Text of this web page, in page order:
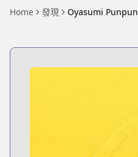
Home 發現 Oyasumi Punpun